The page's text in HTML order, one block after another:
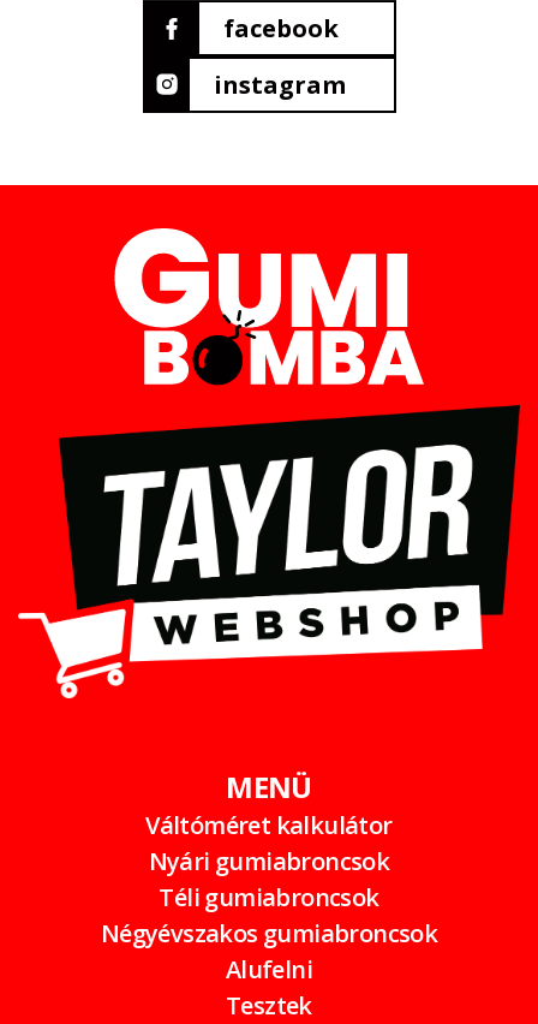
facebook
instagram
MENÜ
Váltóméret kalkulátor
Nyári gumiabroncsok
Téli gumiabroncsok
Négyévszakos gumiabroncsok
Alufelni
Tesztek